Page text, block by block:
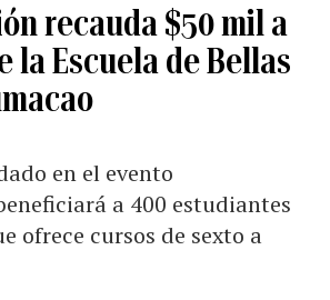
recauda $50 mil a
la Escuela de Bellas
en el evento
a 400 estudiantes
ofrece cursos de sexto a